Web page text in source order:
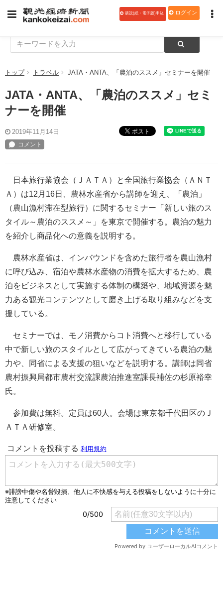
購読(紙・電子版)申込 ログイン
トップ トラベル JATA・ANTA、「農泊のススメ」セミナーを開催
JATA・ANTA、「農泊のススメ」セミ
ナーを開催
2019年11月14日 ポスト
日本旅行業協会（ＪＡＴＡ）と全国旅行業協会（ＡＮＴ
Ａ）は12月16日、農林水産省から講師を迎え、「農泊」
（農山漁村滞在型旅行）に関するセミナー「新しい旅のス
タイル～農泊のススメ～」を東京で開催する。農泊の魅力
を紹介し商品化への意義を説明する。
農林水産省は、インバウンドを含めた旅行者を農山漁村
に呼び込み、宿泊や農林水産物の消費を拡大するため、農
泊をビジネスとして実施する体制の構築や、地域資源を魅
力ある観光コンテンツとして磨き上げる取り組みなどを支
援している。
セミナーでは、モノ消費からコト消費へと移行している
中で新しい旅のスタイルとして広がってきている農泊の魅
力や、同省による支援の狙いなどを説明する。講師は同省
農村振興局都市農村交流課農泊推進室課長補佐の杉原裕幸
氏。
参加費は無料。定員は60人。会場は東京都千代田区のＪ
ＡＴＡ研修室。